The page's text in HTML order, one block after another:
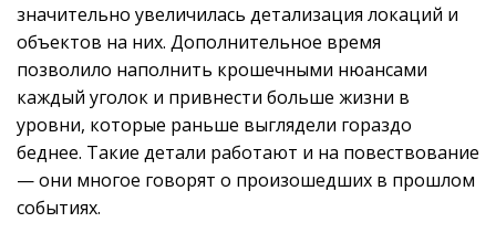
значительно увеличилась детализация локаций и
объектов на них. Дополнительное время
позволило наполнить крошечными нюансами
каждый уголок и привнести больше жизни в
уровни, которые раньше выглядели гораздо
беднее. Такие детали работают и на повествование
— они многое говорят о произошедших в прошлом
событиях.